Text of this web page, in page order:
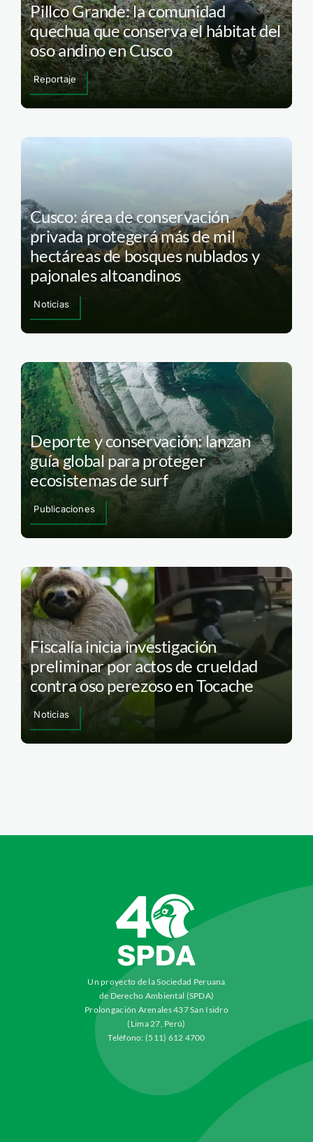
Pillco Grande: la comunidad
quechua que conserva el hábitat del
oso andino en Cusco
Reportaje
Cusco: área de conservación
privada protegerá más de mil
hectáreas de bosques nublados y
pajonales altoandinos
Noticias
Deporte y conservación: lanzan
guía global para proteger
ecosistemas de surf
Publicaciones
Fiscalía inicia investigación
preliminar por actos de crueldad
contra oso perezoso en Tocache
Noticias
Un proyecto de la Sociedad Peruana
de Derecho Ambiental (SPDA)
Prolongación Arenales 437 San Isidro
(Lima 27, Perú)
Teléfono: (511) 612 4700